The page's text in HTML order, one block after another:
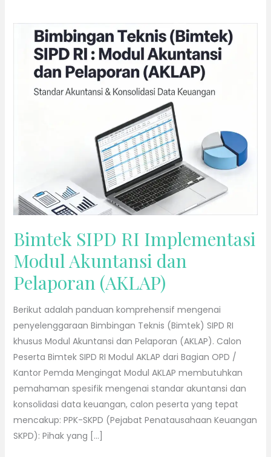
Bimtek SIPD RI Implementasi
Modul Akuntansi dan
Pelaporan (AKLAP)
Berikut adalah panduan komprehensif mengenai
penyelenggaraan Bimbingan Teknis (Bimtek) SIPD RI
khusus Modul Akuntansi dan Pelaporan (AKLAP). Calon
Peserta Bimtek SIPD RI Modul AKLAP dari Bagian OPD /
Kantor Pemda Mengingat Modul AKLAP membutuhkan
pemahaman spesifik mengenai standar akuntansi dan
konsolidasi data keuangan, calon peserta yang tepat
mencakup: PPK-SKPD (Pejabat Penatausahaan Keuangan
SKPD): Pihak yang […]
Bimtek
Implementasi
Modul